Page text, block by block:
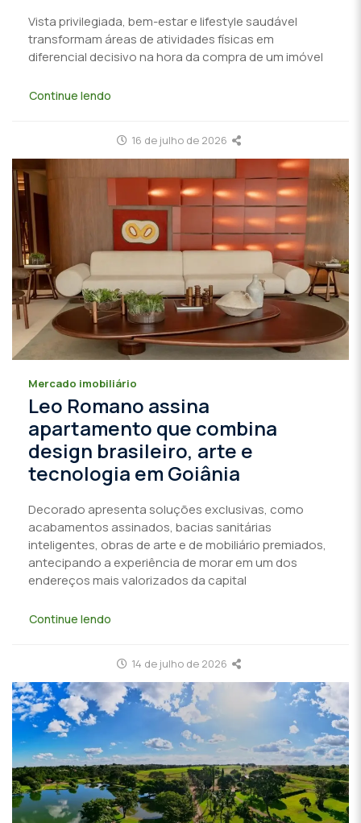
Vista privilegiada, bem-estar e lifestyle saudável
transformam áreas de atividades físicas em
diferencial decisivo na hora da compra de um imóvel
Continue lendo
16 de julho de 2026
Mercado imobiliário
Leo Romano assina
apartamento que combina
design brasileiro, arte e
tecnologia em Goiânia
Decorado apresenta soluções exclusivas, como
acabamentos assinados, bacias sanitárias
inteligentes, obras de arte e de mobiliário premiados,
antecipando a experiência de morar em um dos
endereços mais valorizados da capital
Continue lendo
14 de julho de 2026